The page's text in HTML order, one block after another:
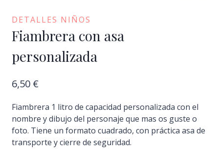
DETALLES NIÑOS
Fiambrera con asa
personalizada
6,50 €
Fiambrera 1 litro de capacidad personalizada con el
nombre y dibujo del personaje que mas os guste o
foto. Tiene un formato cuadrado, con práctica asa de
transporte y cierre de seguridad.